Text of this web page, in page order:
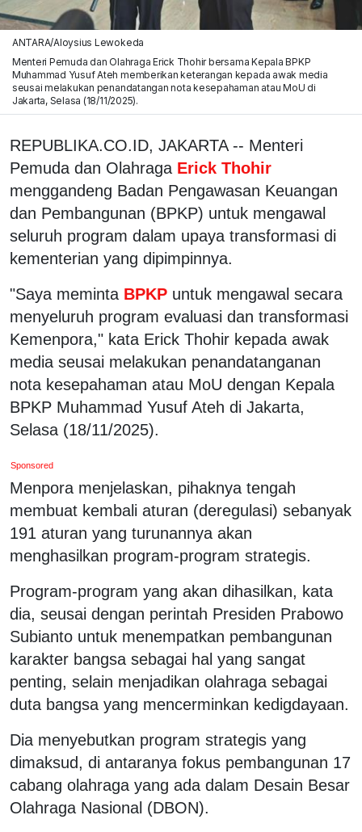
ANTARA/Aloysius Lewokeda
Menteri Pemuda dan Olahraga Erick Thohir bersama Kepala BPKP
Muhammad Yusuf Ateh memberikan keterangan kepada awak media
seusai melakukan penandatangan nota kesepahaman atau MoU di
Jakarta, Selasa (18/11/2025).
REPUBLIKA.CO.ID, JAKARTA -- Menteri
Pemuda dan Olahraga Erick Thohir
menggandeng Badan Pengawasan Keuangan
dan Pembangunan (BPKP) untuk mengawal
seluruh program dalam upaya transformasi di
kementerian yang dipimpinnya.
"Saya meminta BPKP untuk mengawal secara
menyeluruh program evaluasi dan transformasi
Kemenpora," kata Erick Thohir kepada awak
media seusai melakukan penandatanganan
nota kesepahaman atau MoU dengan Kepala
BPKP Muhammad Yusuf Ateh di Jakarta,
Selasa (18/11/2025).
Sponsored
Menpora menjelaskan, pihaknya tengah
membuat kembali aturan (deregulasi) sebanyak
191 aturan yang turunannya akan
menghasilkan program-program strategis.
Program-program yang akan dihasilkan, kata
dia, seusai dengan perintah Presiden Prabowo
Subianto untuk menempatkan pembangunan
karakter bangsa sebagai hal yang sangat
penting, selain menjadikan olahraga sebagai
duta bangsa yang mencerminkan kedigdayaan.
Dia menyebutkan program strategis yang
dimaksud, di antaranya fokus pembangunan 17
cabang olahraga yang ada dalam Desain Besar
Olahraga Nasional (DBON).